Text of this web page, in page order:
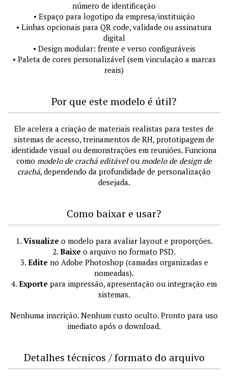
número de identificação
• Espaço para logotipo da empresa/instituição
• Linhas opcionais para QR code, validade ou assinatura
digital
• Design modular: frente e verso configuráveis
• Paleta de cores personalizável (sem vinculação a marcas
reais)
Por que este modelo é útil?
Ele acelera a criação de materiais realistas para testes de
sistemas de acesso, treinamentos de RH, prototipagem de
identidade visual ou demonstrações em reuniões. Funciona
como modelo de crachá editávelou modelo de design de
crachá, dependendo da profundidade de personalização
desejada.
Como baixar e usar?
1. Visualize o modelo para avaliar layout e proporções.
2. Baixe o arquivo no formato PSD.
3. Edite no Adobe Photoshop (camadas organizadas e
nomeadas).
4. Exporte para impressão, apresentação ou integração em
sistemas.
Nenhuma inscrição. Nenhum custo oculto. Pronto para uso
imediato após o download.
Detalhes técnicos / formato do arquivo